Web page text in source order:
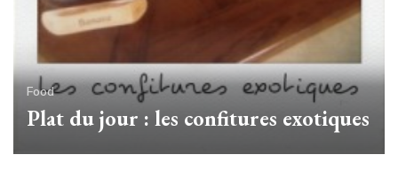
Food
Plat du jour : les confitures exotiques